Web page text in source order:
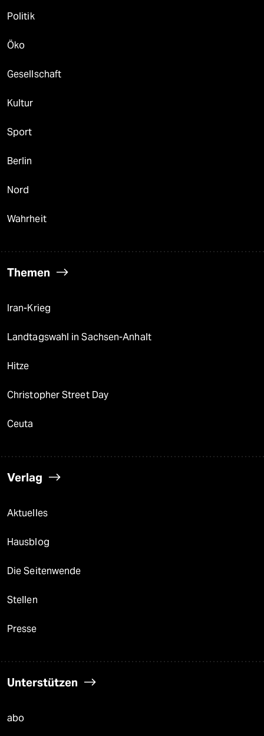
Politik
Öko
Gesellschaft
Kultur
Sport
Berlin
Nord
Wahrheit
Themen
Iran-Krieg
Landtagswahl in Sachsen-Anhalt
Hitze
Christopher Street Day
Ceuta
Verlag
Aktuelles
Hausblog
Die Seitenwende
Stellen
Presse
Unterstützen
abo